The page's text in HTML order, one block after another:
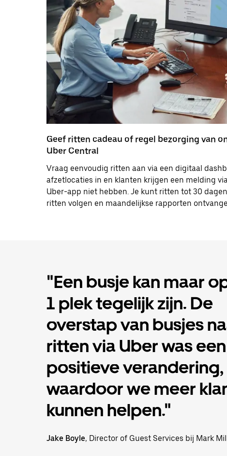
Geef ritten cadeau of regel bezorging van
Uber Central
Vraag eenvoudig ritten aan via een digitaal
afzetlocaties in en klanten krijgen een melding
Uber-app niet hebben. Je kunt ritten tot 30
ritten volgen en maandelijkse rapporten
"Een busje kan maar
1 plek tegelijk zijn. De
overstap van busjes
ritten via Uber was een
positieve verandering,
waardoor we meer
kunnen helpen."
Jake Boyle, Director of Guest Services bij Mark